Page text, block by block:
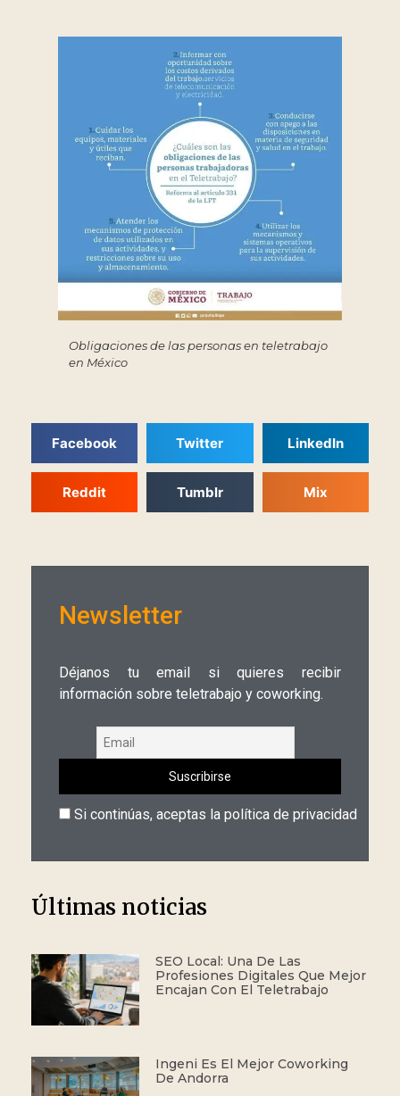
Obligaciones de las personas en teletrabajo
en México
Facebook Twitter LinkedIn
Reddit Tumblr Mix
Newsletter
Déjanos tu email si quieres recibir
información sobre teletrabajo y coworking.
Si continúas, aceptas la política de privacidad
Últimas noticias
SEO Local: Una De Las
Profesiones Digitales Que Mejor
Encajan Con El Teletrabajo
Ingeni Es El Mejor Coworking
De Andorra